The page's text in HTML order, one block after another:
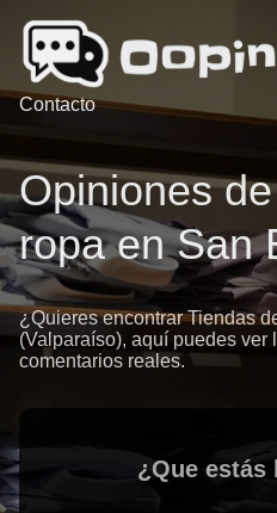
Contacto
Opiniones
ropa en San
¿Quieres encontrar Tiendas
(Valparaíso), aquí puedes ver
comentarios reales.
¿Que estás